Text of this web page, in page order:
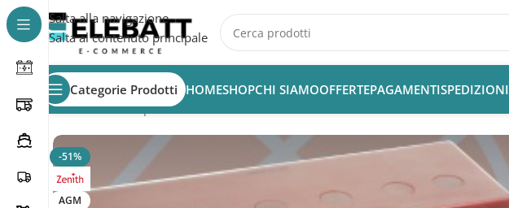
Salta alla navigazione
Salta al contenuto principale
Categorie Prodotti HOMESHOPCHI SIAMOOFFERTEPAGAMENTISPEDIZIONI
Home/Batterie per Nautica
-51%
AGM